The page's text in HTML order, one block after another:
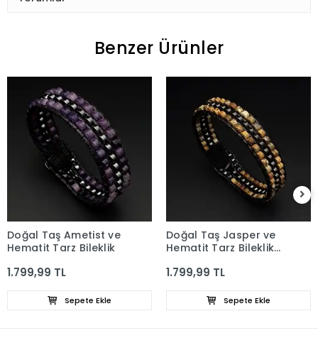
Benzer Ürünler
Doğal Taş Ametist ve
Hematit Tarz Bileklik
1.799,99 TL
Sepete Ekle
Doğal Taş Jasper ve
Hematit Tarz Bileklik
1.799,99 TL
Sepete Ekle